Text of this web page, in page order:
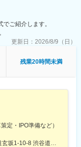
課題を模索できる方。
ジェクトを推進する素養
に貢献」していくという
ィングを事業の柱とし
たる事業領域のため、
トが可能です。
たします。クリニック
として、ご活躍頂ける
日の流れ
ご紹介します。
更新日： 2026/8/9（日）
残業20時間未満
定・IPO準備など）
＜勤務地詳細＞本社住所：東京都渋谷区道玄坂1-10-8 渋谷道玄坂東急ビル6F受動喫煙対策：屋内全面禁煙変更の範囲：会社の定める事業所